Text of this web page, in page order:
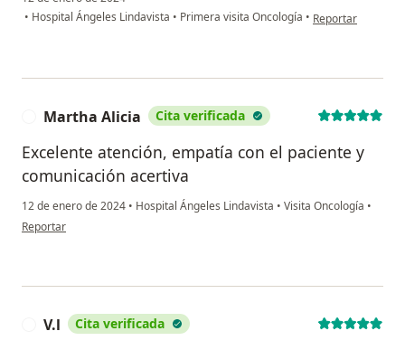
• Hospital Ángeles Lindavista • Primera visita Oncología • en opinión del
Reportar
Martha Alicia Cita verificada
Excelente atención, empatía con el paciente y
comunicación acertiva
12 de enero de 2024 • Hospital Ángeles Lindavista • Visita Oncología •
en opinión del usuario Martha Alicia
Reportar
V.l Cita verificada